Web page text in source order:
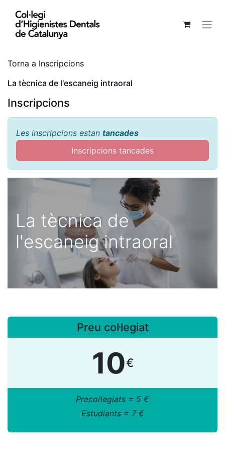
Torna a Inscripcions
La tècnica de l'escaneig intraoral
Inscripcions
Les inscripcions estan tancades
Inscripcions tancades
La tècnica de
l'escaneig intraoral
Preu col·legiat
10€
Precol·legiats = 5 €
Estudiants = 7 €